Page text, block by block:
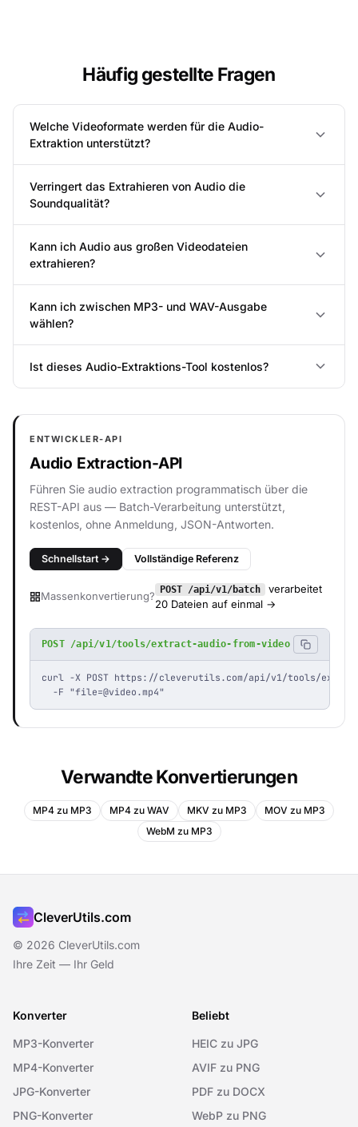
Häufig gestellte Fragen
Welche Videoformate werden für die Audio-
Extraktion unterstützt?
Verringert das Extrahieren von Audio die
Soundqualität?
Kann ich Audio aus großen Videodateien
extrahieren?
Kann ich zwischen MP3- und WAV-Ausgabe
wählen?
Ist dieses Audio-Extraktions-Tool kostenlos?
ENTWICKLER-API
Audio Extraction-API
Führen Sie audio extraction programmatisch über die
REST-API aus — Batch-Verarbeitung unterstützt,
kostenlos, ohne Anmeldung, JSON-Antworten.
Schnellstart → Vollständige Referenz
Massenkonvertierung?
POST /api/v1/batch
verarbeitet
20 Dateien auf einmal →
POST /api/v1/tools/extract-audio-from-video
curl -X POST https://cleverutils.com/api/v1/tools/
  -F "
file=@video.mp4"
Verwandte Konvertierungen
MP4 zu MP3 MP4 zu WAV MKV zu MP3
MOV zu MP3
WebM zu MP3
CleverUtils.com
© 2026 CleverUtils.com
Ihre Zeit — Ihr Geld
Konverter
MP3-Konverter
MP4-Konverter
JPG-Konverter
PNG-Konverter
Beliebt
HEIC zu JPG
AVIF zu PNG
PDF zu DOCX
WebP zu PNG